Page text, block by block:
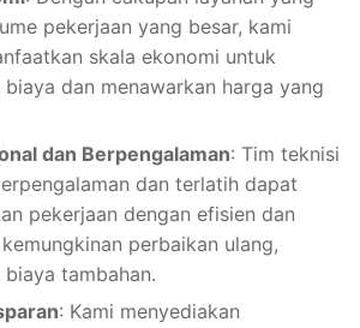
pekerjaan yang besar, kami
skala ekonomi untuk
biaya dan menawarkan harga yang
dan Berpengalaman: Tim teknisi
dan terlatih dapat
pekerjaan dengan efisien dan
perbaikan ulang,
biaya tambahan.
: Kami menyediakan